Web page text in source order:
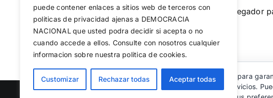
puede contener enlaces a sitios web de terceros con
politicas de privacidad ajenas a DEMOCRACIA
NACIONAL que usted podra decidir si acepta o no
cuando accede a ellos. Consulte con nosotros cualquier
informacion sobre nuestra politica de cookies.
Customizar Rechazar todas Aceptar todas
Guardar mi nombre, email y sitio web en este navegador
Utilizamos cookies propias y de terceros para
web, medir su uso y mejorar nuestros servicios.